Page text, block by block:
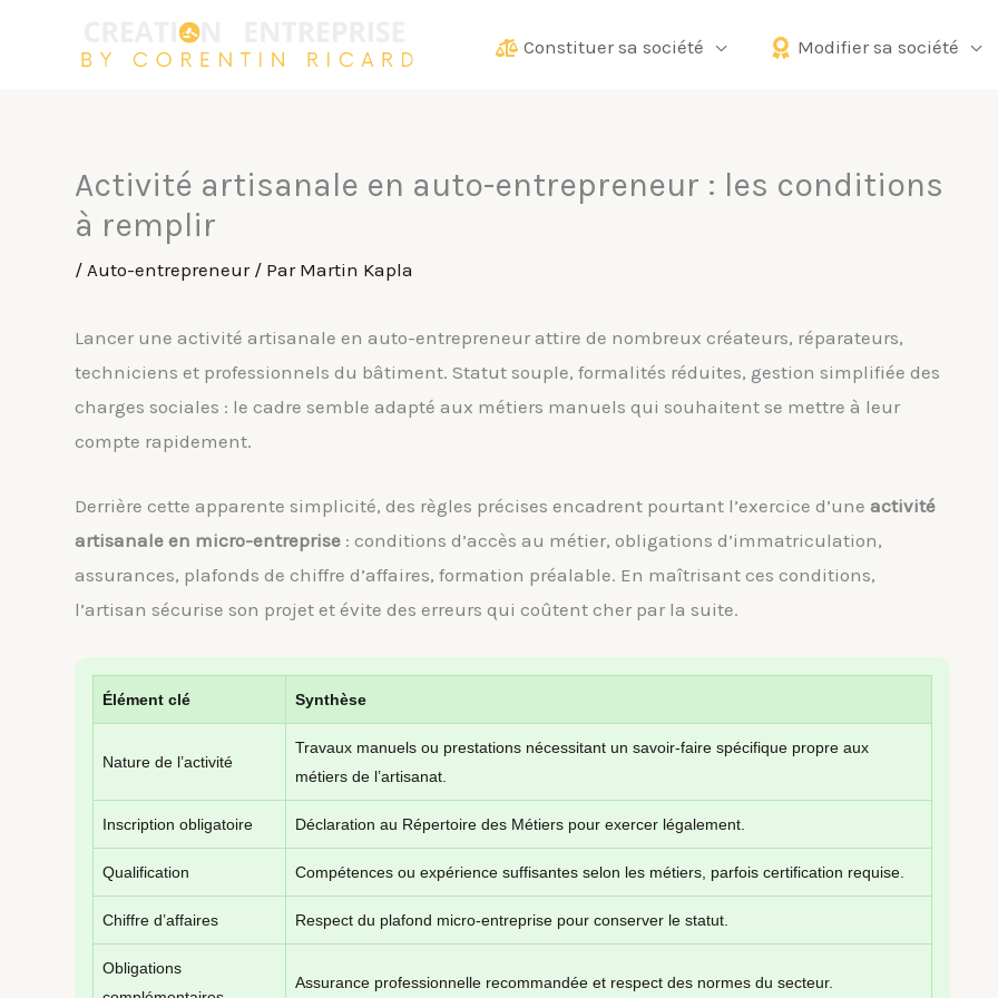
Constituer sa société Modifier sa société
Activité artisanale en auto-entrepreneur : les conditions
à remplir
/ Auto-entrepreneur/ Par Martin Kapla
Lancer une activité artisanale en auto-entrepreneur attire de nombreux créateurs, réparateurs,
techniciens et professionnels du bâtiment. Statut souple, formalités réduites, gestion simplifiée des
charges sociales : le cadre semble adapté aux métiers manuels qui souhaitent se mettre à leur
compte rapidement.
Derrière cette apparente simplicité, des règles précises encadrent pourtant l’exercice d’une activité
artisanale en micro-entreprise : conditions d’accès au métier, obligations d’immatriculation,
assurances, plafonds de chiffre d’affaires, formation préalable. En maîtrisant ces conditions,
l’artisan sécurise son projet et évite des erreurs qui coûtent cher par la suite.
Élément clé Synthèse
Nature de l’activité
Travaux manuels ou prestations nécessitant un savoir-faire spécifique propre aux
métiers de l’artisanat.
Inscription obligatoire Déclaration au Répertoire des Métiers pour exercer légalement.
Qualification Compétences ou expérience suffisantes selon les métiers, parfois certification requise.
Chiffre d’affaires Respect du plafond micro-entreprise pour conserver le statut.
Obligations
Assurance professionnelle recommandée et respect des normes du secteur.